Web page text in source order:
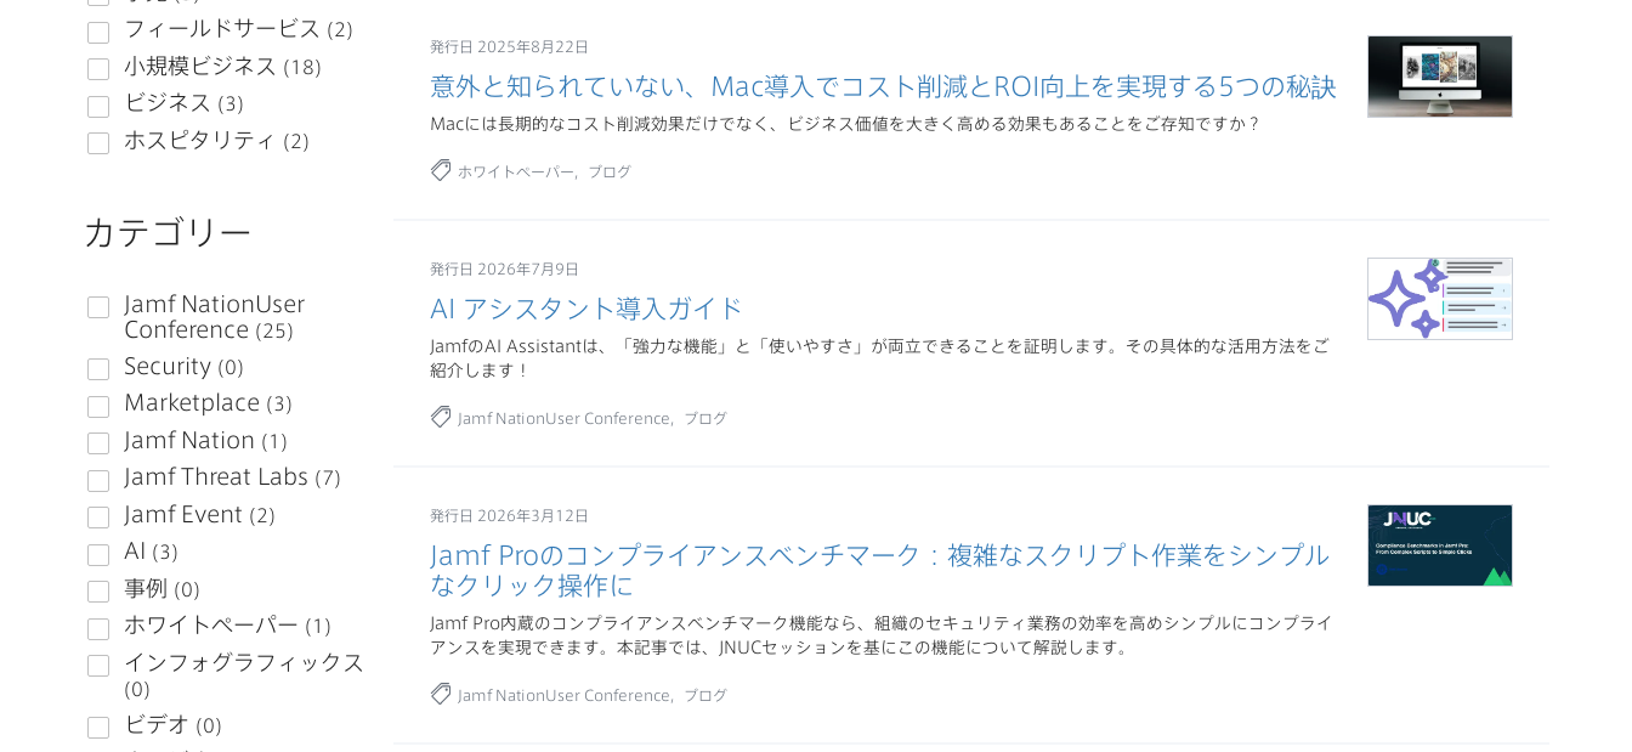
カテゴリー
発行日 2025年8月22日
意外と​知られていない、Mac導入で​コスト削減とROI向上を​実現する5つの​秘訣
Macには長期的なコスト削減効果だけでなく、ビジネス価値を大きく高める効果もあることをご存知ですか？
ホワイトペーパー ブログ
発行日 2026年7月9日
AI アシスタント導入ガイド
JamfのAI Assistantは、「強力な機能」と「使いやすさ」が両立できることを証明します。その具体的な活用方法をご
紹介します！
Jamf NationUser Conference ブログ
発行日 2026年3月12日
Jamf Proのコンプライアンスベンチマーク：複雑なスクリプト作業をシンプル
なクリック操作に
Jamf Pro内蔵のコンプライアンスベンチマーク機能なら、組織のセキュリティ業務の効率を高めシンプルにコンプライ
アンスを実現できます。本記事では、JNUCセッションを基にこの機能について解説します。
Jamf NationUser Conference ブログ